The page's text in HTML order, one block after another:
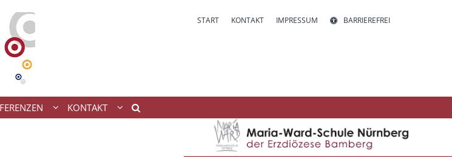
START KONTAKT IMPRESSUM BARRIEREFREI
KONTAKT